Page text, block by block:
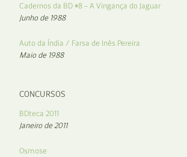
Cadernos da BD #8 – A Vingança do Jaguar
Junho de 1988
Auto da Índia / Farsa de Inês Pereira
Maio de 1988
CONCURSOS
BDteca 2011
Janeiro de 2011
Osmose